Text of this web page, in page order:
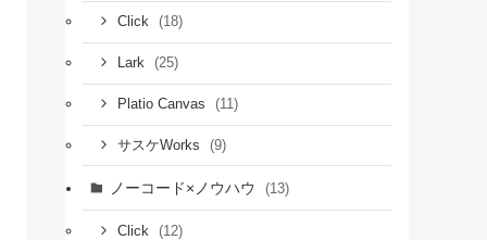
Click (18)
Lark (25)
Platio Canvas (11)
サスケWorks (9)
ノーコード×ノウハウ (13)
Click (12)